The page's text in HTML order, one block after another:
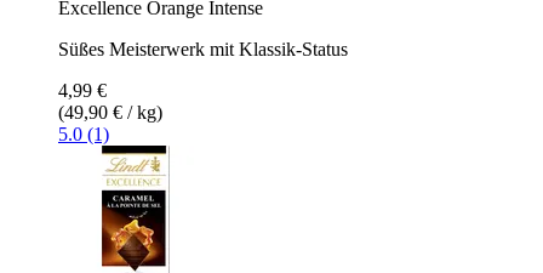
Excellence Orange Intense
Süßes Meisterwerk mit Klassik-Status
4,99 €
(49,90 € / kg)
5.0 (1)